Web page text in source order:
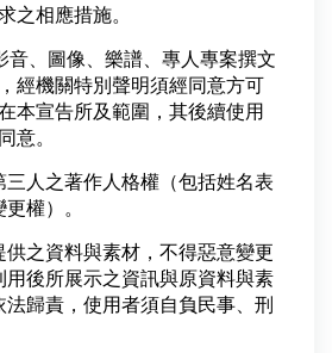
之相應措施。
音、圖像、樂譜、專人專案撰文
經機關特別聲明須經同意方可
本宣告所及範圍，其後續使用
意。
三人之著作人格權（包括姓名表
權）。
供之資料與素材，不得惡意變更
用後所展示之資訊與原資料與素
歸責，使用者須自負民事、刑